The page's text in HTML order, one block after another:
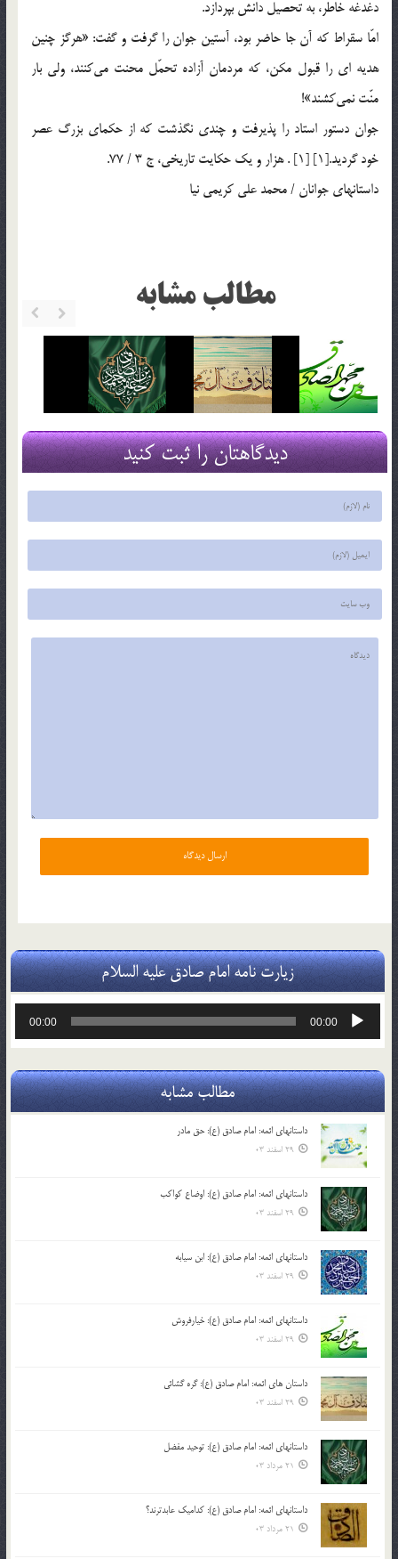
دغدغه خاطر، به تحصيل دانش بپردازد.
امّا سقراط كه آن جا حاضر بود، آستين جوان را گرفت و گفت: «هرگز چنين
هديه اي را قبول مكن، كه مردمان آزاده تحمّل محنت مي‌كنند، ولي بار
منّت نمي‌كشند»!
جوان دستور استاد را پذيرفت و چندي نگذشت كه از حكماي بزرگ عصر
خود گرديد.[1] [1] . هزار و يك حكايت تاريخي، ج 3 / 77.
داستانهاي جوانان / محمد علي کريمي نيا
مطالب مشابه
دیدگاهتان را ثبت کنید
زیارت نامه امام صادق علیه السلام
پخش‌کننده
00:00
00:00
مطالب مشابه
داستانهای ائمه: امام صادق (ع): حق مادر
29 اسفند 03
داستانهای ائمه: امام صادق (ع): اوضاع کواکب
29 اسفند 03
داستانهای ائمه: امام صادق (ع): ابن سیابه
29 اسفند 03
داستانهای ائمه: امام صادق (ع): خیارفروش
29 اسفند 03
داستان های ائمه: امام صادق (ع): گره گشائی
29 اسفند 03
داستانهای ائمه: امام صادق (ع): توحید مفضل
21 مرداد 03
داستانهای ائمه: امام صادق (ع): کدامیک عابدترند؟
21 مرداد 03